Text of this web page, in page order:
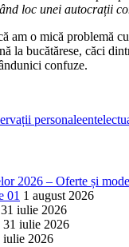
loc unei autocrații
am o mică problemă
la bucătărese, căci
confuze.
personale
2026 – Oferte și
01 1 august 2026
31 iulie 2026
31 iulie 2026
iulie 2026